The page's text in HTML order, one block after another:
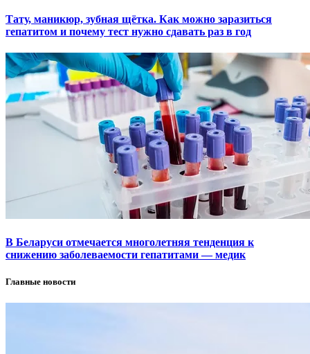
Тату, маникюр, зубная щётка. Как можно заразиться
гепатитом и почему тест нужно сдавать раз в год
В Беларуси отмечается многолетняя тенденция к
снижению заболеваемости гепатитами — медик
Главные новости